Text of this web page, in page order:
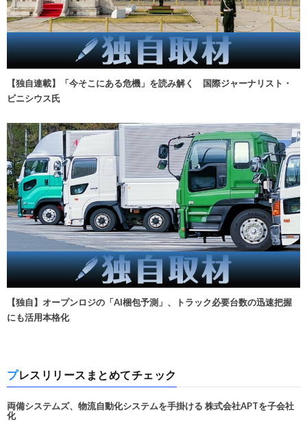
【独自連載】「今そこにある危機」を読み解く 国際ジャーナリスト・
ビニシウス氏
【独自】オープンロジの「AI梱包予測」、トラック必要台数の迅速把握
にも活用本格化
プレスリリースまとめてチェック
両備システムズ、物流自動化システムを手掛ける 株式会社APTを子会社
化